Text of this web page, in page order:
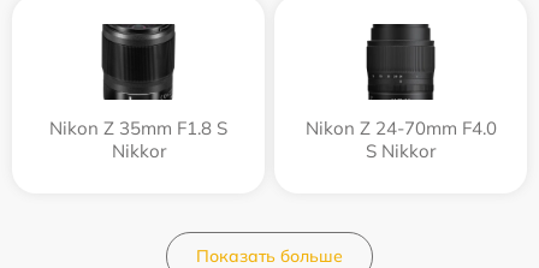
Nikon Z 35mm F1.8 S
Nikkor
Nikon Z 24-70mm F4.0
S Nikkor
Показать больше